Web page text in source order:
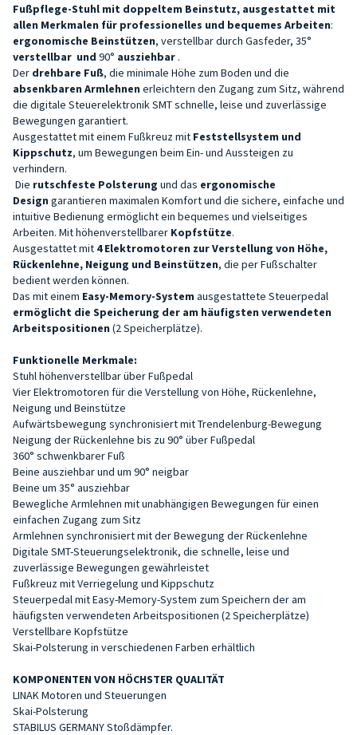
Fußpflege-Stuhl mit doppeltem Beinstutz, ausgestattet mit
allen Merkmalen für professionelles und bequemes Arbeiten:
ergonomische Beinstützen, verstellbar durch Gasfeder, 35°
verstellbar und 90° ausziehbar .
Der drehbare Fuß, die minimale Höhe zum Boden und die
absenkbaren Armlehnen erleichtern den Zugang zum Sitz, während
die digitale Steuerelektronik SMT schnelle, leise und zuverlässige
Bewegungen garantiert.
Ausgestattet mit einem Fußkreuz mit Feststellsystem und
Kippschutz, um Bewegungen beim Ein- und Aussteigen zu
verhindern.
Die rutschfeste Polsterung und das ergonomische
Design garantieren maximalen Komfort und die sichere, einfache und
intuitive Bedienung ermöglicht ein bequemes und vielseitiges
Arbeiten. Mit höhenverstellbarer Kopfstütze.
Ausgestattet mit 4Elektromotoren zur Verstellung von Höhe,
Rückenlehne, Neigung und Beinstützen, die per Fußschalter
bedient werden können.
Das mit einem Easy-Memory-System ausgestattete Steuerpedal
ermöglicht die Speicherung der am häufigsten verwendeten
Arbeitspositionen (2 Speicherplätze).
Funktionelle Merkmale:
Stuhl höhenverstellbar über Fußpedal
Vier Elektromotoren für die Verstellung von Höhe, Rückenlehne,
Neigung und Beinstütze
Aufwärtsbewegung synchronisiert mit Trendelenburg-Bewegung
Neigung der Rückenlehne bis zu 90° über Fußpedal
360° schwenkbarer Fuß
Beine ausziehbar und um 90° neigbar
Beine um 35° ausziehbar
Bewegliche Armlehnen mit unabhängigen Bewegungen für einen
einfachen Zugang zum Sitz
Armlehnen synchronisiert mit der Bewegung der Rückenlehne
Digitale SMT-Steuerungselektronik, die schnelle, leise und
zuverlässige Bewegungen gewährleistet
Fußkreuz mit Verriegelung und Kippschutz
Steuerpedal mit Easy-Memory-System zum Speichern der am
häufigsten verwendeten Arbeitspositionen (2 Speicherplätze)
Verstellbare Kopfstütze
Skai-Polsterung in verschiedenen Farben erhältlich
KOMPONENTEN VON HÖCHSTER QUALITÄT
LINAK Motoren und Steuerungen
Skai-Polsterung
STABILUS GERMANY Stoßdämpfer.